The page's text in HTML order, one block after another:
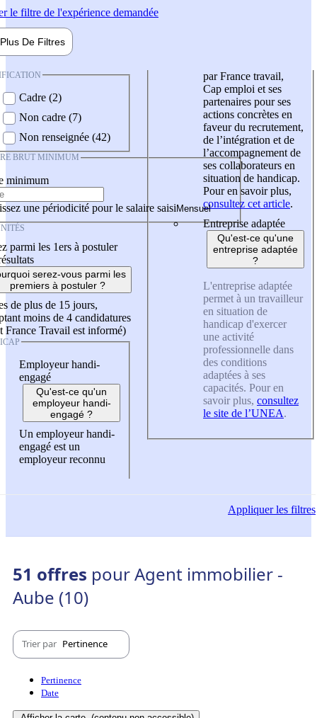
le filtre de l'expérience demandée
Plus De Filtres
Cadre (2)
Non cadre (7)
Non renseignée (42)
BRUT MINIMUM
minimum
une périodicité pour le salaire saisi
parmi les 1ers à postuler
serez-vous parmi les
premiers à postuler ?
de plus de 15 jours,
moins de 4 candidatures
France Travail est informé)
Employeur handi-
engagé
Qu'est-ce qu'un
employeur handi-
engagé ?
Un employeur handi-
engagé est un
employeur reconnu
par France travail,
Cap emploi et ses
partenaires pour ses
actions concrètes en
faveur du recrutement,
de l’intégration et de
l’accompagnement de
ses collaborateurs en
situation de handicap.
Pour en savoir plus,
consultez cet article.
Entreprise adaptée
Qu'est-ce qu'une
entreprise adaptée
?
L'entreprise adaptée
permet à un travailleur
en situation de
handicap d'exercer
une activité
professionnelle dans
des conditions
adaptées à ses
capacités. Pour en
savoir plus, consultez
le site de l’UNEA.
Appliquerles filtres
51 offres pour Agent immobilier -
Aube (10)
Trier par Pertinence
Pertinence
Date